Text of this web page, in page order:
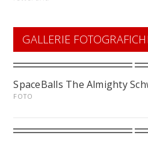
GALLERIE
SpaceBalls The Almighty
FOTO